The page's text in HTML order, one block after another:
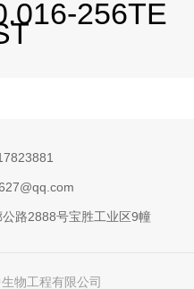
256TE
路2888号宝胜工业区9幢
物工程有限公司